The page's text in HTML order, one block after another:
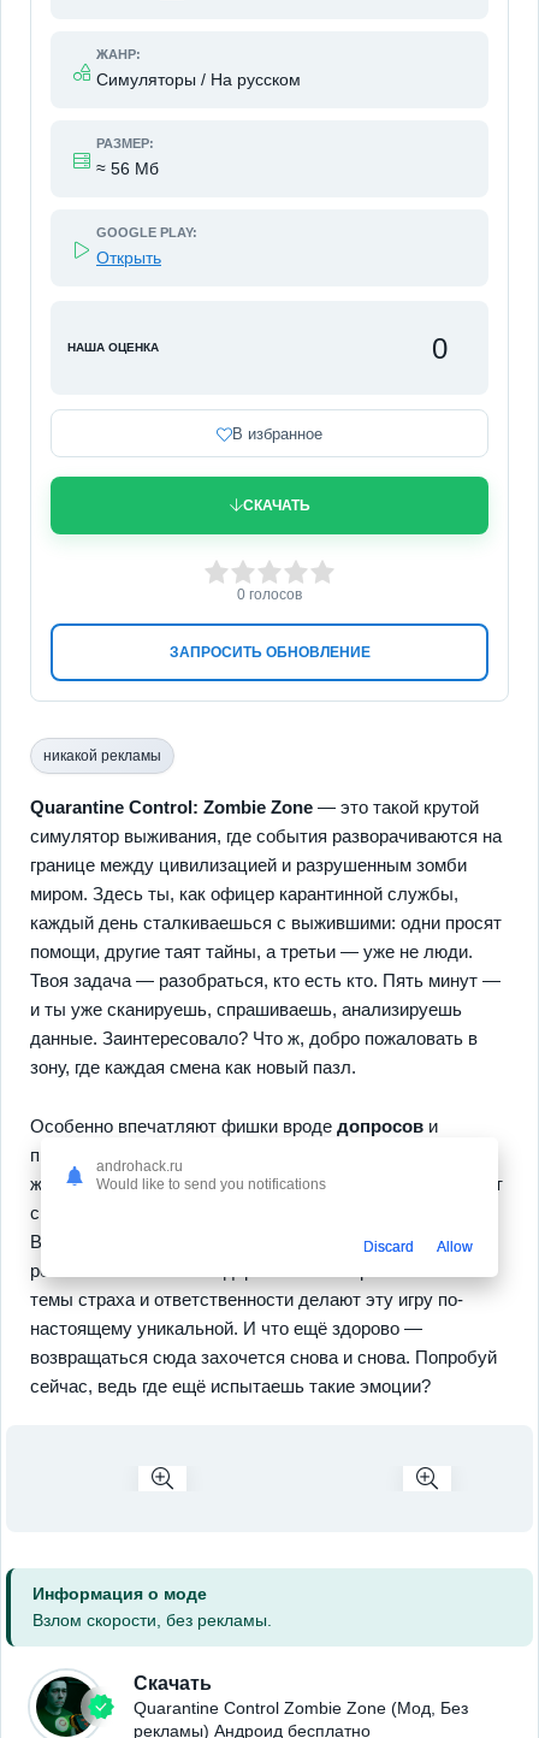
ЖАНР:
Симуляторы / На русском
РАЗМЕР:
≈ 56 Мб
GOOGLE PLAY:
Открыть
НАША ОЦЕНКА 0
В избранное
СКАЧАТЬ
ЗАПРОСИТЬ ОБНОВЛЕНИЕ
3 4 5
0 голосов
никакой рекламы
Quarantine Control: Zombie Zone — это такой крутой
симулятор выживания, где события разворачиваются на
границе между цивилизацией и разрушенным зомби
миром. Здесь ты, как офицер карантинной службы,
каждый день сталкиваешься с выжившими: одни просят
помощи, другие таят тайны, а третьи — уже не люди.
Твоя задача — разобраться, кто есть кто. Пять минут —
и ты уже сканируешь, спрашиваешь, анализируешь
данные. Заинтересовало? Что ж, добро пожаловать в
зону, где каждая смена как новый пазл.
Особенно впечатляют фишки вроде допросов и
принятия важных решений, которые реально влияют на
жизнь целого города. Каждый заложник ситуации прячет
свою историю, и от тебя зависит, раскрыть её или нет.
Вдохновляет? Здесь нет места беспечности: неверное
решение может стоить дорого. Тонко переплетённые
темы страха и ответственности делают эту игру по-
настоящему уникальной. И что ещё здорово —
возвращаться сюда захочется снова и снова. Попробуй
сейчас, ведь где ещё испытаешь такие эмоции?
Информация о моде
Взлом скорости, без рекламы.
Скачать
Quarantine Control Zombie Zone (Мод, Без
рекламы) Андроид бесплатно
androhack.ru
Would like to send you notifications
Discard Allow